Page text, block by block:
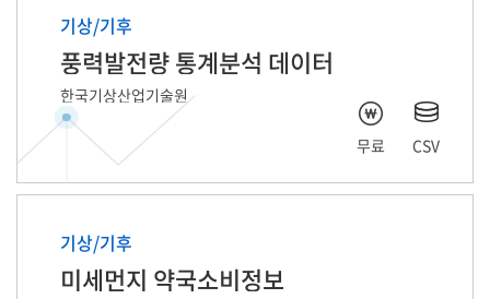
기상/기후
풍력발전량 통계분석 데이터
한국기상산업기술원
무료 CSV
기상/기후
미세먼지 약국소비정보